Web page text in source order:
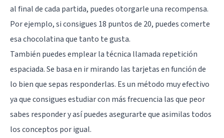
al final de cada partida, puedes otorgarle una recompensa.
Por ejemplo, si consigues 18 puntos de 20, puedes comerte
esa chocolatina que tanto te gusta.
También puedes emplear la técnica llamada repetición
espaciada. Se basa en ir mirando las tarjetas en función de
lo bien que sepas responderlas. Es un método muy efectivo
ya que consigues estudiar con más frecuencia las que peor
sabes responder y así puedes asegurarte que asimilas todos
los conceptos por igual.